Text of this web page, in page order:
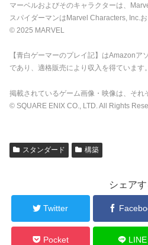
マーベルおよびそのキャラクターは、
スパイダーマンはMarvel Characters, Inc.
© 2025 MARVEL
【青白ゲーマーのプレイ記】はAmazonア
であり、適格販売により収入を得ています。
掲載されているゲーム画像・映像は、それ
© SQUARE ENIX CO., LTD. All Rights
スタンダード 構築
シェアす
Twitter
Pocket LINE